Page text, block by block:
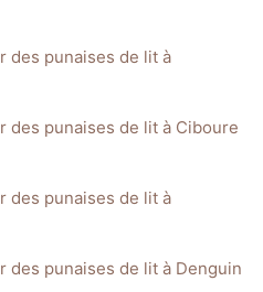
des punaises de lit à
des punaises de lit à Ciboure
des punaises de lit à
des punaises de lit à Denguin